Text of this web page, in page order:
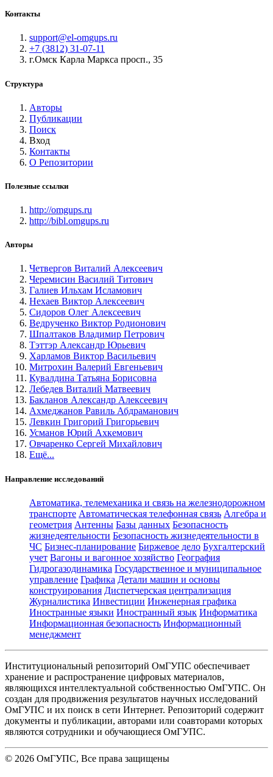
Контакты
support@el-omgups.ru
+7 (3812) 31-07-11
г.Омск Карла Маркса просп., 35
Структура
Авторы
Публикации
Поиск
Вход
Контакты
О Репозитории
Полезные ссылки
http://omgups.ru
http://bibl.omgups.ru
Авторы
Четвергов Виталий Алексеевич
Черемисин Василий Титович
Галиев Ильхам Исламович
Нехаев Виктор Алексеевич
Сидоров Олег Алексеевич
Ведрученко Виктор Родионович
Шпалтаков Владимир Петрович
Тэттэр Александр Юрьевич
Харламов Виктор Васильевич
Митрохин Валерий Евгеньевич
Кувалдина Татьяна Борисовна
Лебедев Виталий Матвеевич
Бакланов Александр Алексеевич
Ахмеджанов Равиль Абдраманович
Левкин Григорий Григорьевич
Усманов Юрий Ахкемович
Овчаренко Сергей Михайлович
Ещё...
Направление исследований
Автоматика, телемеханика и связь на железнодорожном
транспорте Автоматическая телефонная связь Алгебра и
геометрия Антенны Базы данных Безопасность
жизнедеятельности Безопасность жизнедеятельности в
ЧС Бизнес-планирование Биржевое дело Бухгалтерский
учет Вагоны и вагонное хозяйство География
Гидрогазодинамика Государственное и муниципальное
управление Графика Детали машин и основы
конструирования Диспетчерская централизация
Журналистика Инвестиции Инженерная графика
Иностранные языки Иностранный язык Информатика
Информационная безопасность Информационный
менеджмент
Институциональный репозиторий ОмГУПС обеспечивает
хранение и распространение цифровых материалов,
являющихся интеллектуальной собственностью ОмГУПС. Он
создан для продвижения результатов научных исследований
ОмГУПС и их поиск в сети Интернет. Репозиторий содержит
документы и публикации, авторами или соавторами которых
являются сотрудники и обучающиеся ОмГУПС.
© 2026 ОмГУПС, Все права защищены